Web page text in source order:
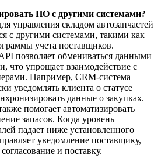
ПО с другими системами?
управления складом автозапчастей
с другими системами, такими как
учета поставщиков.
позволяет обмениваться данными
что упрощает взаимодействие с
Например, CRM-система
уведомлять клиента о статусе
данные о закупках.
помогает автоматизировать
запасов. Когда уровень
падает ниже установленного
уведомление поставщику,
и поставку.